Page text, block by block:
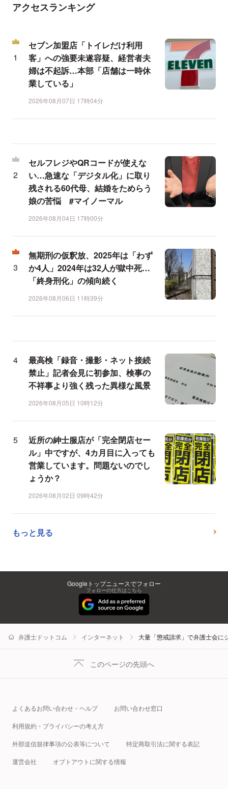
アクセスランキング
セブン加盟店「トイレだけ利用
客」への強要未遂容疑、経営者夫
婦は不起訴…本部「店舗は一時休
業している」
2026年08月07日 17時04分
セルフレジやQRコードが使えな
い…急速な「デジタル化」に取り
残される60代母、結婚をためらう
娘の苦悩 #マイノーマル
2026年08月04日 17時00分
無期刑の仮釈放、2025年は「わず
か4人」2024年は32人が獄中死…
「終身刑化」の傾向続く
2026年08月06日 11時39分
最高検「録音・撮影・ネット接続
禁止」記者会見に初参加、検事の
不祥事より強く残った異様な風景
2026年08月05日 10時12分
近所の紳士服店が「完全閉店セー
ル」中ですが、4カ月目に入っても
営業しています。問題ないのでし
ょうか？
2026年08月02日 09時42分
もっと見る
Googleトップニュースでフォロー
フォローの仕方はこちら
弁護士ドットコム インターネット 大量「懲戒請求」で弁護士会に
このページの先頭へ
よくあるお問い合わせ・ヘルプ お問い合わせ窓口
利用規約・プライバシーの考え方
外部送信規律事項の公表等について 特定商取引法に関する表記
運営会社 オプトアウトに関する情報